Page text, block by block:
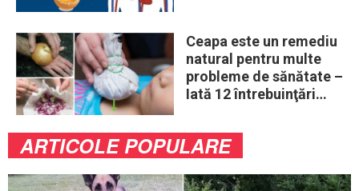
Ceapa este un remediu
natural pentru multe
probleme de sănătate –
Iată 12 întrebuinţări
ARTICOLE POPULARE